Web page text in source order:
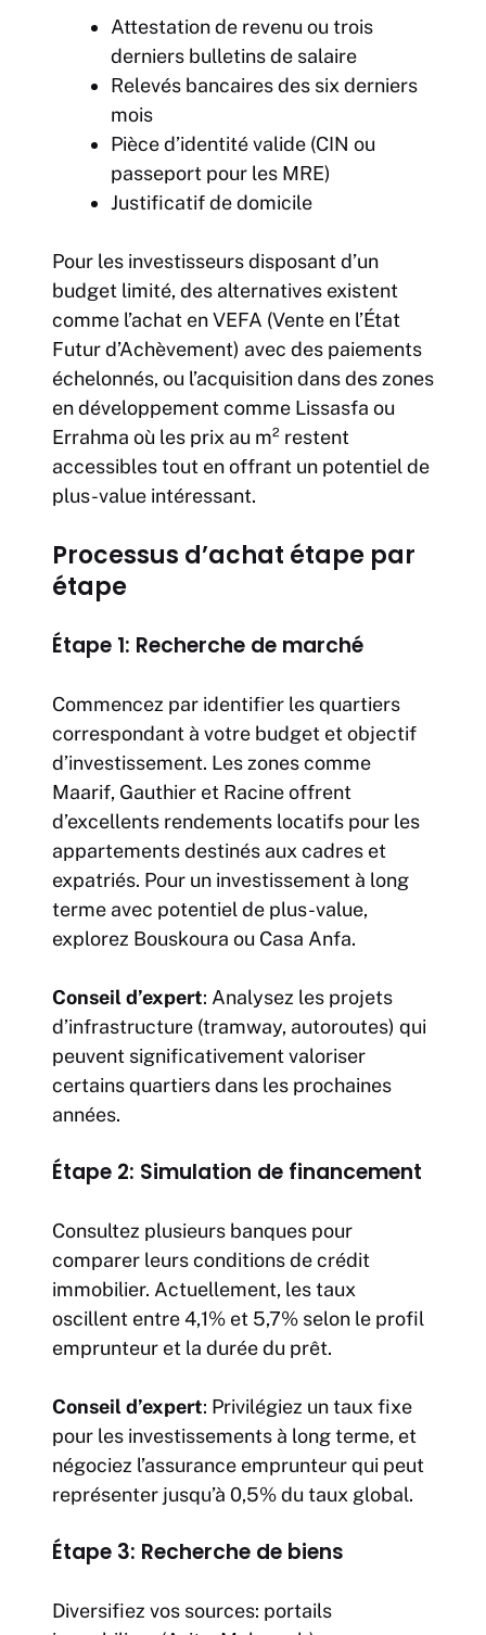
Attestation de revenu ou trois
derniers bulletins de salaire
Relevés bancaires des six derniers
mois
Pièce d’identité valide (CIN ou
passeport pour les MRE)
Justificatif de domicile
Pour les investisseurs disposant d’un
budget limité, des alternatives existent
comme l’achat en VEFA (Vente en l’État
Futur d’Achèvement) avec des paiements
échelonnés, ou l’acquisition dans des zones
en développement comme Lissasfa ou
Errahma où les prix au m² restent
accessibles tout en offrant un potentiel de
plus-value intéressant.
Processus d’achat étape par
étape
Étape 1: Recherche de marché
Commencez par identifier les quartiers
correspondant à votre budget et objectif
d’investissement. Les zones comme
Maarif, Gauthier et Racine offrent
d’excellents rendements locatifs pour les
appartements destinés aux cadres et
expatriés. Pour un investissement à long
terme avec potentiel de plus-value,
explorez Bouskoura ou Casa Anfa.
Conseil d’expert: Analysez les projets
d’infrastructure (tramway, autoroutes) qui
peuvent significativement valoriser
certains quartiers dans les prochaines
années.
Étape 2: Simulation de financement
Consultez plusieurs banques pour
comparer leurs conditions de crédit
immobilier. Actuellement, les taux
oscillent entre 4,1% et 5,7% selon le profil
emprunteur et la durée du prêt.
Conseil d’expert: Privilégiez un taux fixe
pour les investissements à long terme, et
négociez l’assurance emprunteur qui peut
représenter jusqu’à 0,5% du taux global.
Étape 3: Recherche de biens
Diversifiez vos sources: portails